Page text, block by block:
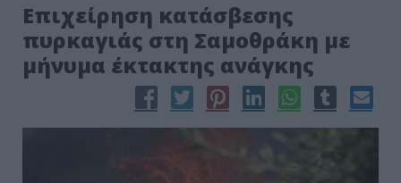
Επιχείρηση κατάσβεσης
πυρκαγιάς στη Σαμοθράκη με
μήνυμα έκτακτης ανάγκης